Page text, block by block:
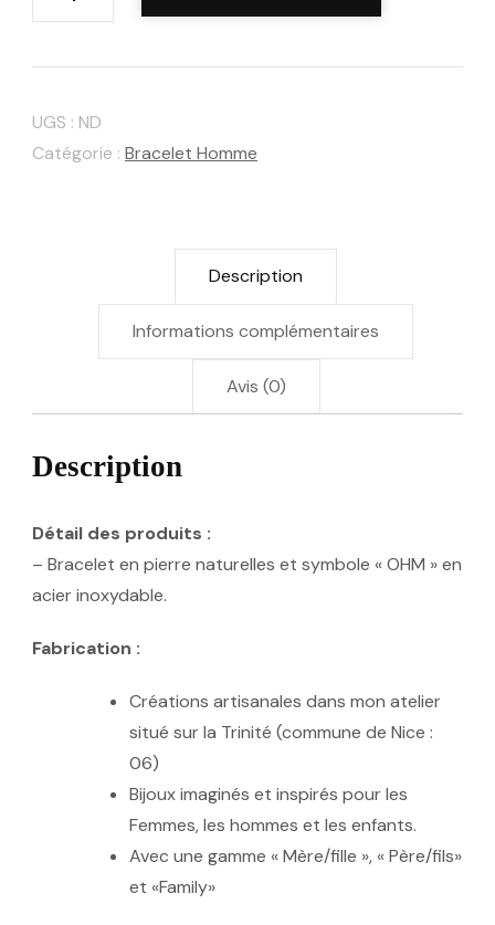
pierres
naturelles
UGS : ND
Catégorie : Bracelet Homme
Description
Informations complémentaires
Avis (0)
Description
Détail des produits :
– Bracelet en pierre naturelles et symbole « OHM » en
acier inoxydable.
Fabrication :
Créations artisanales dans mon atelier
situé sur la Trinité (commune de Nice :
06)
Bijoux imaginés et inspirés pour les
Femmes, les hommes et les enfants.
Avec une gamme « Mère/fille », « Père/fils»
et «Family»